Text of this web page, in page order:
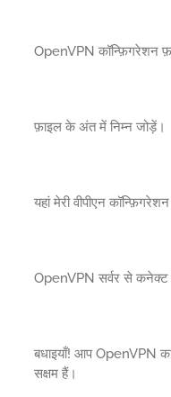
OpenVPN कॉन्फ़िगरेशन
फ़ाइल के अंत में निम्न जोड़ें।
यहां मेरी वीपीएन
OpenVPN सर्वर से
बधाइयाँ! आप OpenVPN
सक्षम हैं।